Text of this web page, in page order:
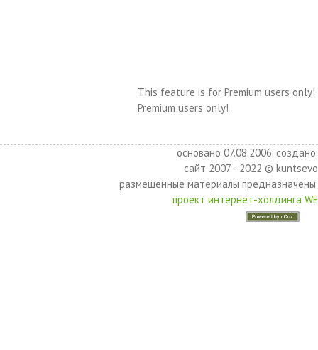
This feature is for Premium users only!
Premium users only!
основано 07.08.2006.
сайт 2007 - 2022 ©
размещенные материалы
проект интернет-холдинга